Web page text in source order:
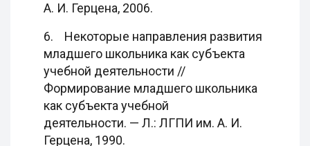
А. И. Герцена, 2006.
6. Некоторые направления развития
младшего школьника как субъекта
учебной деятельности //
Формирование младшего школьника
как субъекта учебной
деятельности. — Л.: ЛГПИ им. А. И.
Герцена, 1990.